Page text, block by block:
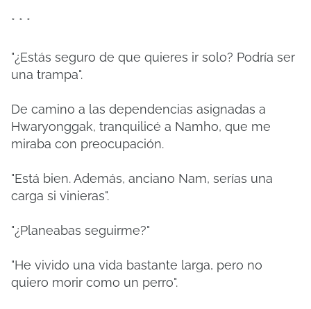
* * *
"¿Estás seguro de que quieres ir solo? Podría ser
una trampa".
De camino a las dependencias asignadas a
Hwaryonggak, tranquilicé a Namho, que me
miraba con preocupación.
"Está bien. Además, anciano Nam, serías una
carga si vinieras".
"¿Planeabas seguirme?"
"He vivido una vida bastante larga, pero no
quiero morir como un perro".